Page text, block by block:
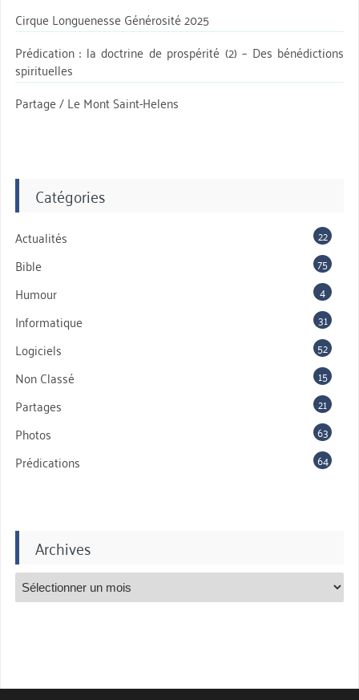
Cirque Longuenesse Générosité 2025
Prédication : la doctrine de prospérité (2) – Des bénédictions
spirituelles
Partage / Le Mont Saint-Helens
Catégories
Actualités 22
Bible 75
Humour 4
Informatique 31
Logiciels 52
Non Classé 15
Partages 21
Photos 63
Prédications 64
Archives